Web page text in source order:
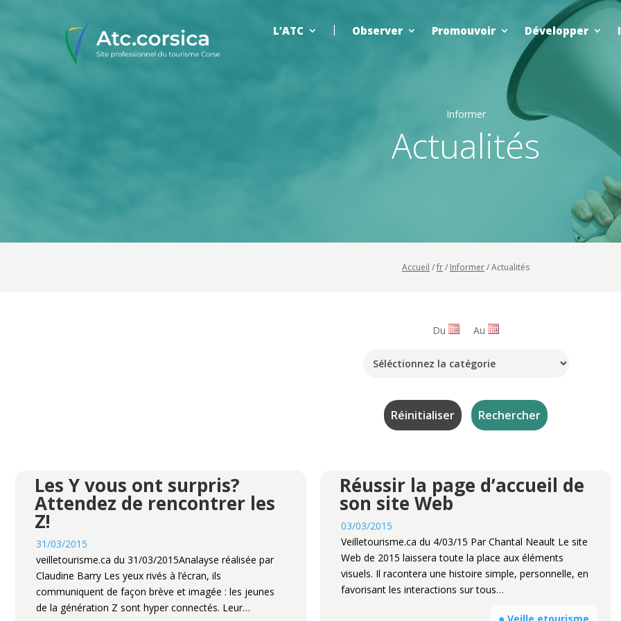
L’ATC Observer Promouvoir Développer
Informer
Actualités
Accueil /fr/ Informer/Actualités
Du Au
Les Y vous ont surpris?
Attendez de rencontrer les
Z!
31/03/2015
veilletourisme.ca du 31/03/2015Analayse réalisée par
Claudine Barry Les yeux rivés à l’écran, ils
communiquent de façon brève et imagée : les jeunes
de la génération Z sont hyper connectés. Leur…
Réussir la page d’accueil de
son site Web
03/03/2015
Veilletourisme.ca du 4/03/15 Par Chantal Neault Le site
Web de 2015 laissera toute la place aux éléments
visuels. Il racontera une histoire simple, personnelle, en
favorisant les interactions sur tous…
๑ Veille etourisme